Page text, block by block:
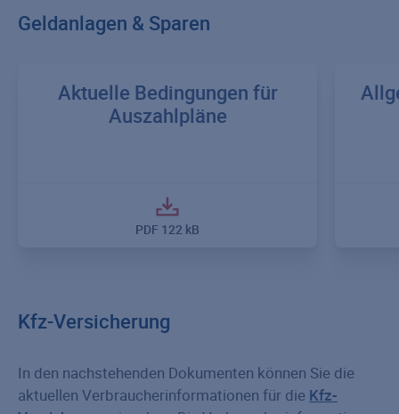
Geldanlagen & Sparen
Aktuelle Bedingungen für
Auszahlpläne
PDF 122 kB
Kfz-Versicherung
In den nachstehenden Dokumenten können Sie die
aktuellen Verbraucherinformationen für die Kfz-